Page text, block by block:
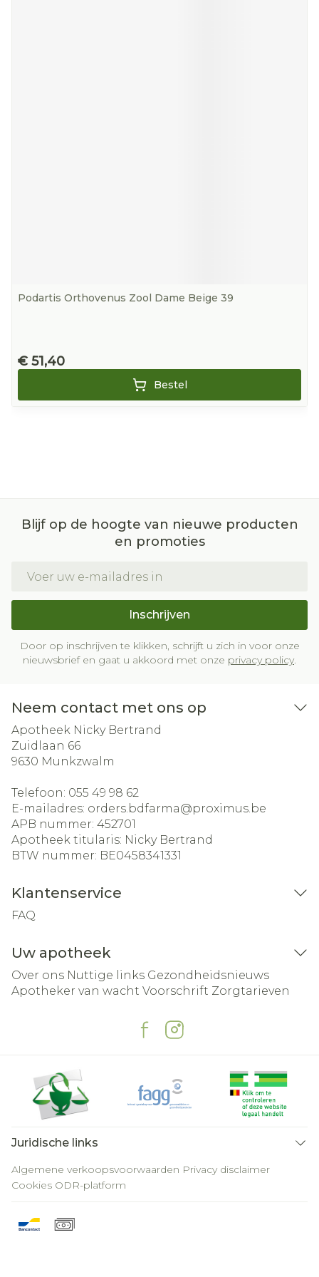
Podartis Orthovenus Zool Dame Beige 39
€ 51,40
Bestel
Blijf op de hoogte van nieuwe producten
en promoties
Inschrijven
Door op inschrijven te klikken, schrijft u zich in voor onze
nieuwsbrief en gaat u akkoord met onze privacy policy.
Neem contact met ons op
Apotheek Nicky Bertrand
Zuidlaan 66
9630 Munkzwalm
Telefoon: 055 49 98 62
E-mailadres: orders.bdfarma@proximus.be
APB nummer: 452701
Apotheek titularis: Nicky Bertrand
BTW nummer: BE0458341331
Klantenservice
FAQ
Uw apotheek
Over ons Nuttige links Gezondheidsnieuws
Apotheker van wacht Voorschrift Zorgtarieven
Juridische links
Algemene verkoopsvoorwaarden Privacy disclaimer
Cookies ODR-platform